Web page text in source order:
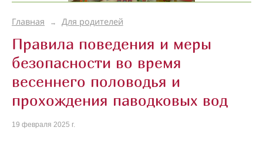
Главная → Для родителей
Правила поведения и меры
безопасности во время
весеннего половодья и
прохождения паводковых вод
19 февраля 2025 г.